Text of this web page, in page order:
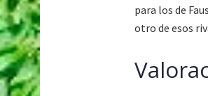
para los de
otro de esos